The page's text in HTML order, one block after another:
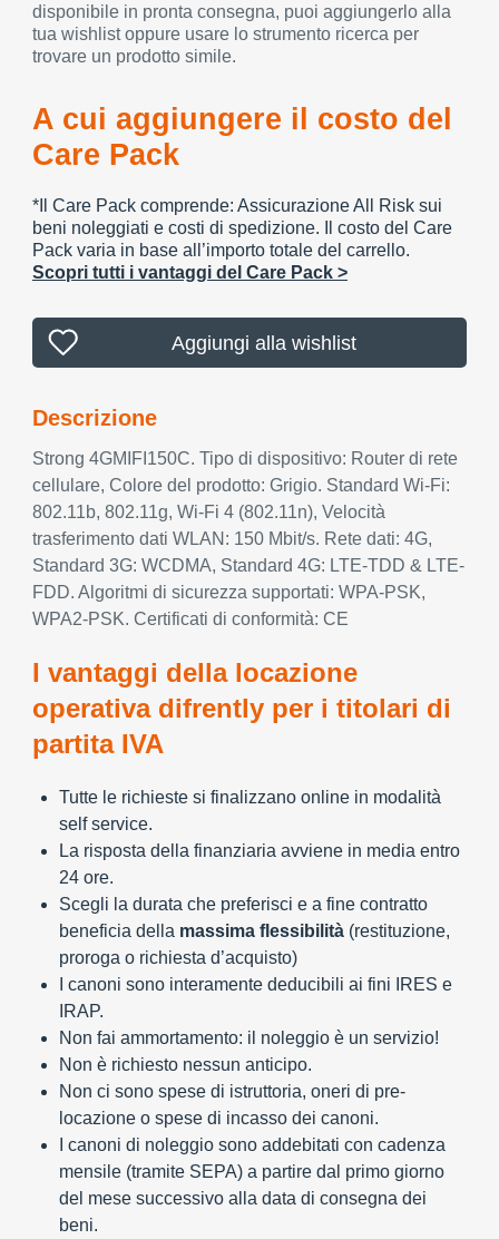
disponibile in pronta consegna, puoi aggiungerlo alla
tua wishlist oppure usare lo strumento ricerca per
trovare un prodotto simile.
A cui aggiungere il costo del
Care Pack
*Il Care Pack comprende: Assicurazione All Risk sui
beni noleggiati e costi di spedizione. Il costo del Care
Pack varia in base all’importo totale del carrello.
Scopri tutti i vantaggi del Care Pack >
Aggiungi alla wishlist
Descrizione
Strong 4GMIFI150C. Tipo di dispositivo: Router di rete
cellulare, Colore del prodotto: Grigio. Standard Wi-Fi:
802.11b, 802.11g, Wi-Fi 4 (802.11n), Velocità
trasferimento dati WLAN: 150 Mbit/s. Rete dati: 4G,
Standard 3G: WCDMA, Standard 4G: LTE-TDD & LTE-
FDD. Algoritmi di sicurezza supportati: WPA-PSK,
WPA2-PSK. Certificati di conformità: CE
I vantaggi della locazione
operativa difrently per i titolari di
partita IVA
Tutte le richieste si finalizzano online in modalità
self service.
La risposta della finanziaria avviene in media entro
24 ore.
Scegli la durata che preferisci e a fine contratto
beneficia della massima flessibilità (restituzione,
proroga o richiesta d’acquisto)
I canoni sono interamente deducibili ai fini IRES e
IRAP.
Non fai ammortamento: il noleggio è un servizio!
Non è richiesto nessun anticipo.
Non ci sono spese di istruttoria, oneri di pre-
locazione o spese di incasso dei canoni.
I canoni di noleggio sono addebitati con cadenza
mensile (tramite SEPA) a partire dal primo giorno
del mese successivo alla data di consegna dei
beni.